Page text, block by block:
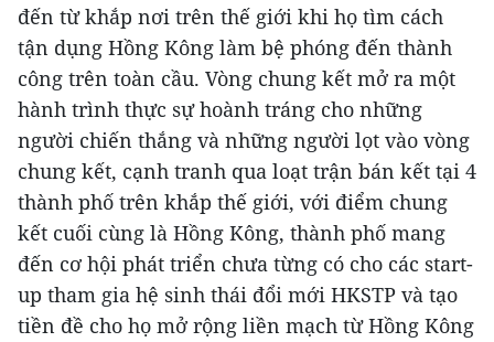
đến từ khắp nơi trên thế giới khi họ tìm cách
tận dụng Hồng Kông làm bệ phóng đến thành
công trên toàn cầu. Vòng chung kết mở ra một
hành trình thực sự hoành tráng cho những
người chiến thắng và những người lọt vào vòng
chung kết, cạnh tranh qua loạt trận bán kết tại 4
thành phố trên khắp thế giới, với điểm chung
kết cuối cùng là Hồng Kông, thành phố mang
đến cơ hội phát triển chưa từng có cho các start-
up tham gia hệ sinh thái đổi mới HKSTP và tạo
tiền đề cho họ mở rộng liền mạch từ Hồng Kông